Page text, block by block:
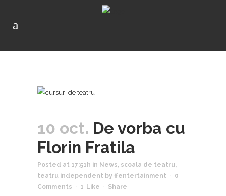
10 oct. De vorba cu
Florin Fratila
Posted at 17:51h in News, scoala de teatru,
teatru independent by ffentertainment
0
Comments
1 Like Share